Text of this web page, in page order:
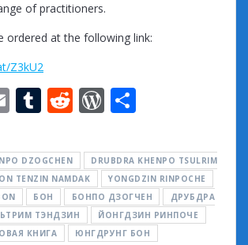
of practitioners.
ordered at the following link:
Z3kU2
E
ai
l
T
m
bl
r
R
d
di
t
W
d
Pr
e
ss
ar
e
DZOGCHEN
DRUBDRA KHENPO TSULRIM
TENZIN NAMDAK
YONGDZIN RINPOCHE
БОН БОНПО ДЗОГЧЕН
ДРУБДРА
ТЭНДЗИН
ЙОНГДЗИН РИНПОЧЕ
КНИГА
ЮНГДРУНГ БОН